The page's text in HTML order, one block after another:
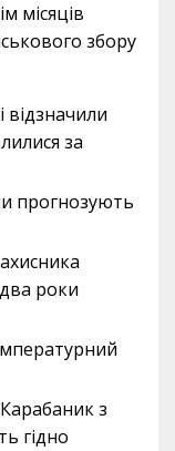
місяців
збору
відзначили
за
прогнозують
роки
з
гідно